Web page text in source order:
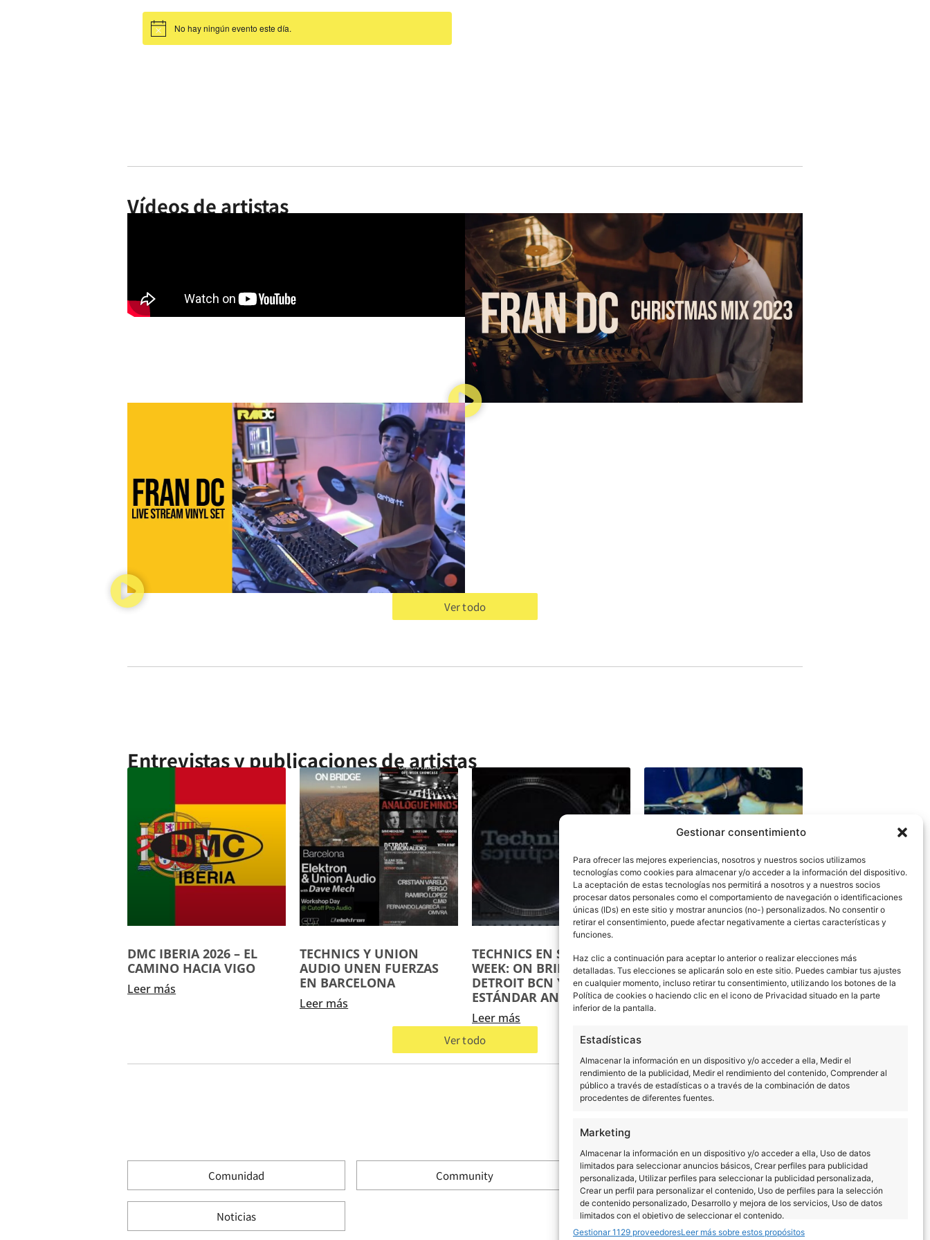
Gestionar consentimiento
Para ofrecer las mejores experiencias, nosotros y nuestros socios utilizamos
tecnologías como cookies para almacenar y/o acceder a la información del dispositivo.
La aceptación de estas tecnologías nos permitirá a nosotros y a nuestros socios
procesar datos personales como el comportamiento de navegación o identificaciones
únicas (IDs) en este sitio y mostrar anuncios (no-) personalizados. No consentir o
retirar el consentimiento, puede afectar negativamente a ciertas características y
funciones.
Haz clic a continuación para aceptar lo anterior o realizar elecciones más
detalladas. Tus elecciones se aplicarán solo en este sitio. Puedes cambiar tus ajustes
en cualquier momento, incluso retirar tu consentimiento, utilizando los botones de la
Política de cookies o haciendo clic en el icono de Privacidad situado en la parte
inferior de la pantalla.
Estadísticas
Almacenar la información en un dispositivo y/o acceder a ella, Medir el
rendimiento de la publicidad, Medir el rendimiento del contenido, Comprender al
público a través de estadísticas o a través de la combinación de datos
procedentes de diferentes fuentes.
Marketing
Almacenar la información en un dispositivo y/o acceder a ella, Uso de datos
limitados para seleccionar anuncios básicos, Crear perfiles para publicidad
personalizada, Utilizar perfiles para seleccionar la publicidad personalizada,
Crear un perfil para personalizar el contenido, Uso de perfiles para la selección
de contenido personalizado, Desarrollo y mejora de los servicios, Uso de datos
limitados con el objetivo de seleccionar el contenido.
Gestionar 1129 proveedoresLeer más sobre estos propósitos
Aviso No hay ningún evento este día.
Vídeos de artistas
Ver todo
Entrevistas y publicaciones de artistas
DMC IBERIA 2026 – EL
CAMINO HACIA VIGO
Leer más
TECHNICS Y UNION
AUDIO UNEN FUERZAS
EN BARCELONA
Leer más
TECHNICS EN SÓNAR
WEEK: ON BRIDGE,
DETROIT BCN Y EL
ESTÁNDAR ANALÓGICO
Leer más
TECHNICS EN BRIGHTON
MUSIC CONFERENCE 2026
Leer más
Ver todo
Comunidad Community Dónde comprar
Noticias